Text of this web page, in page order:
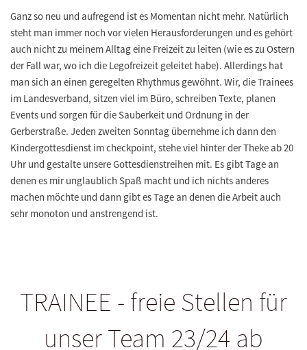
Ganz so neu und aufregend ist es Momentan nicht mehr. Natürlich
steht man immer noch vor vielen Herausforderungen und es gehört
auch nicht zu meinem Alltag eine Freizeit zu leiten (wie es zu Ostern
der Fall war, wo ich die Legofreizeit geleitet habe). Allerdings hat
man sich an einen geregelten Rhythmus gewöhnt. Wir, die Trainees
im Landesverband, sitzen viel im Büro, schreiben Texte, planen
Events und sorgen für die Sauberkeit und Ordnung in der
Gerberstraße. Jeden zweiten Sonntag übernehme ich dann den
Kindergottesdienst im checkpoint, stehe viel hinter der Theke ab 20
Uhr und gestalte unsere Gottesdienstreihen mit. Es gibt Tage an
denen es mir unglaublich Spaß macht und ich nichts anderes
machen möchte und dann gibt es Tage an denen die Arbeit auch
sehr monoton und anstrengend ist.
TRAINEE - freie Stellen für
unser Team 23/24 ab